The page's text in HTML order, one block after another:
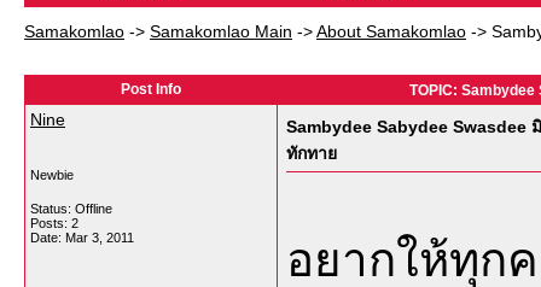
Samakomlao -> Samakomlao Main ->About Samakomlao ->
Post Info TOPIC:
Nine
Newbie
Status: Offline
Posts: 2
Date: Mar 3, 2011
Sambydee Sabydee
ทักทาย
อยากให้ทุก